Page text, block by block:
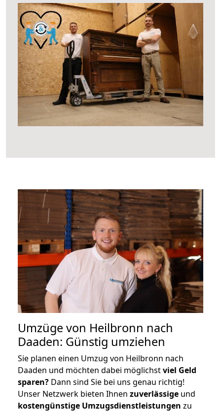
Umzüge von Heilbronn nach
Daaden: Günstig umziehen
Sie planen einen Umzug von Heilbronn nach
Daaden und möchten dabei möglichstviel Geld
sparen? Dann sind Sie bei uns genau richtig!
Unser Netzwerk bieten Ihnen zuverlässige und
kostengünstige Umzugsdienstleistungen zu